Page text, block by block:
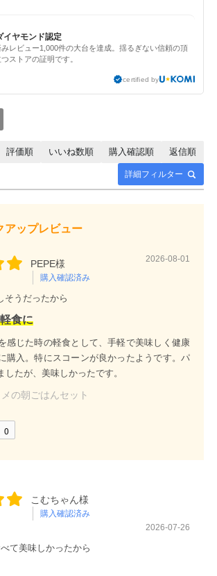
イヤモンド認定
レビュー1,000件の大台を達成。揺るぎない信頼の頂
ストアの証明です。
certified by
詳細フィルター
評価順 いいね数順 購入確認順 返信順
アップレビュー
PEPE様
購入確認済み
2026-08-01
そうだったから
食に
感じた時の軽食として、手軽で美味しく健康
購入。特にスコーンが良かったようです。パ
したが、美味しかったです。
の朝ごはんセット
0
こむちゃん様
購入確認済み
2026-07-26
て美味しかったから